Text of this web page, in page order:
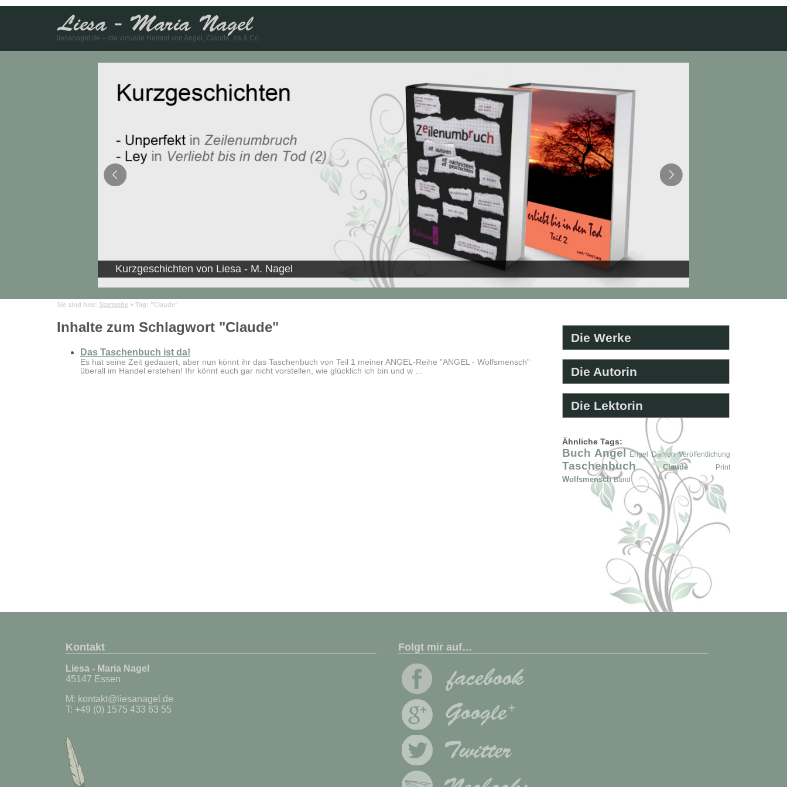
liesanagel.de – die virtuelle Heimat von Angel, Claude, Ira & Co.
Kurzgeschichten von Liesa - M. Nagel
Sie sind hier: Startseite » Tag: "Claude"
Inhalte zum Schlagwort "Claude"
Das Taschenbuch ist da!
Es hat seine Zeit gedauert, aber nun könnt ihr das Taschenbuch von Teil 1 meiner ANGEL-Reihe "ANGEL - Wolfsmensch"
überall im Handel erstehen! Ihr könnt euch gar nicht vorstellen, wie glücklich ich bin und w …
Die Werke
Die Autorin
Die Lektorin
Ähnliche Tags:
Buch Angel Engel Dämon Veröffentlichung
Taschenbuch Claude Print
Wolfsmensch Band
Kontakt
Liesa - Maria Nagel
45147 Essen
M: kontakt@liesanagel.de
T: +49 (0) 1575 433 63 55
Folgt mir auf…